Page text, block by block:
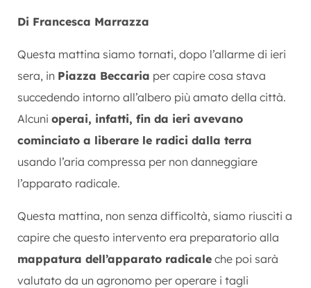
Di Francesca Marrazza
Questa mattina siamo tornati, dopo l’allarme di ieri
sera, in Piazza Beccaria per capire cosa stava
succedendo intorno all’albero più amato della città.
Alcuni operai, infatti, fin da ieri avevano
cominciato a liberare le radici dalla terra
usando l’aria compressa per non danneggiare
l’apparato radicale.
Questa mattina, non senza difficoltà, siamo riusciti a
capire che questo intervento era preparatorio alla
mappatura dell’apparato radicale che poi sarà
valutato da un agronomo per operare i tagli